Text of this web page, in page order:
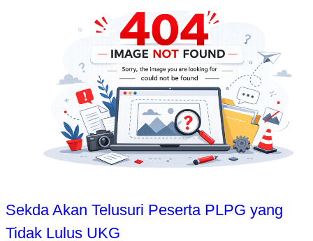
Sekda Akan Telusuri Peserta PLPG yang
Tidak Lulus UKG